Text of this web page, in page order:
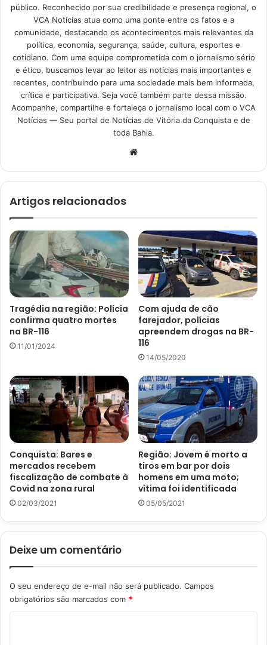
público. Reconhecido por sua credibilidade e presença regional, o
VCA Notícias atua como uma ponte entre os fatos e a
comunidade, destacando os acontecimentos mais relevantes da
política, economia, segurança, saúde, cultura, esportes e
cotidiano. Com uma equipe comprometida com o jornalismo sério
e ético, buscamos levar ao leitor as notícias mais importantes e
recentes, contribuindo para uma sociedade mais bem informada,
crítica e participativa. Seja você também parte dessa missão.
Acompanhe, compartilhe e fortaleça o jornalismo local com o VCA
Notícias — Seu portal de Notícias de Vitória da Conquista e de
toda Bahia.
Artigos relacionados
Tragédia na região: Polícia
confirma quatro mortes
na BR-116
11/01/2024
Com ajuda de cão
farejador, polícias
apreendem drogas na BR-
116
14/05/2020
Conquista: Bares e
mercados recebem
fiscalização de combate à
Covid na zona rural
02/03/2021
Região: Jovem é morto a
tiros em bar por dois
homens em uma moto;
vítima foi identificada
05/05/2021
Deixe um comentário
O seu endereço de e-mail não será publicado. Campos
obrigatórios são marcados com *